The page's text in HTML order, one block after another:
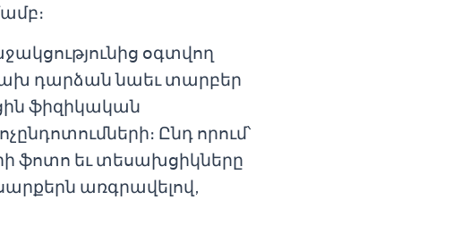
օգտվող
դարձան նաեւ տարբեր
ֆիզիկական
Ընդ որում՝
ֆոտո եւ տեսախցիկները
առգրավելով,